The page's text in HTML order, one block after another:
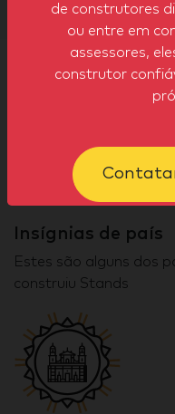
Emblema de jagor
publicou seus stands
países, demonstrando
como Setores.
Insígnias de país
Estes são alguns dos
construiu Stands
de construtores
ou entre em
assessores,
construtor